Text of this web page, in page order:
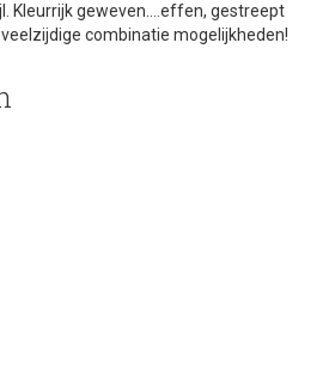
Kleurrijk geweven….effen, gestreept
combinatie mogelijkheden!